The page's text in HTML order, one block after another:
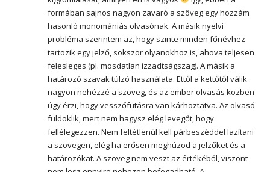
formában sajnos nagyon zavaró a szöveg egy hozzám
hasonló monomániás olvasónak. A másik nyelvi
probléma szerintem az, hogy szinte minden főnévhez
tartozik egy jelző, sokszor olyanokhoz is, ahova teljesen
felesleges (pl. mosdatlan izzadtságszag). A másik a
határozó szavak túlzó használata. Ettől a kettőtől válik
nagyon nehézzé a szöveg, és az ember olvasás közben
úgy érzi, hogy vesszőfutásra van kárhoztatva. Az olvasó
fuldoklik, mert nem hagysz elég levegőt, hogy
fellélegezzen. Nem feltétlenül kell párbeszéddel lazítani
a szövegen, elég ha erősen meghúzod a jelzőket és a
határozókat. A szöveg nem veszt az értékéből, viszont